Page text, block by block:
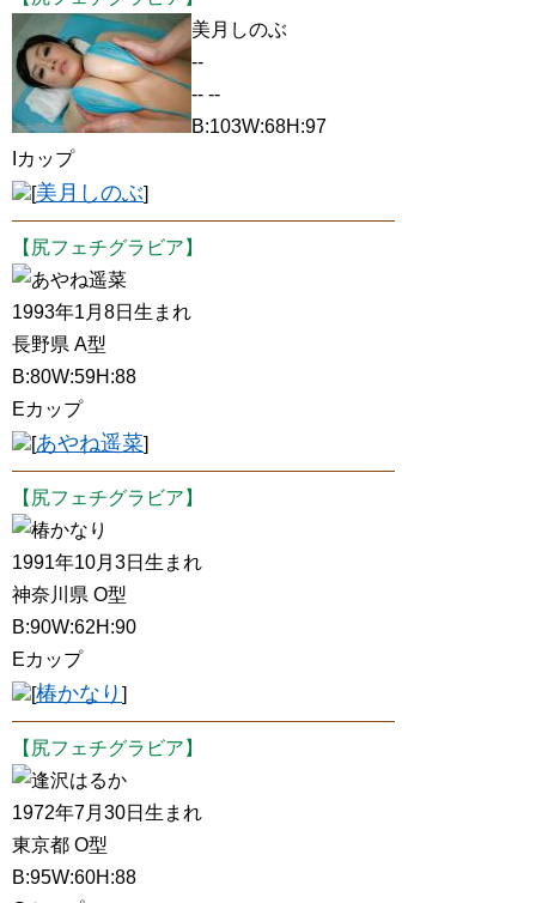
美月しのぶ
--
-- --
B:103W:68H:97
Iカップ
[美月しのぶ]
【尻フェチグラビア】
あやね遥菜
1993年1月8日生まれ
長野県 A型
B:80W:59H:88
Eカップ
[あやね遥菜]
【尻フェチグラビア】
椿かなり
1991年10月3日生まれ
神奈川県 O型
B:90W:62H:90
Eカップ
[椿かなり ]
【尻フェチグラビア】
逢沢はるか
1972年7月30日生まれ
東京都 O型
B:95W:60H:88